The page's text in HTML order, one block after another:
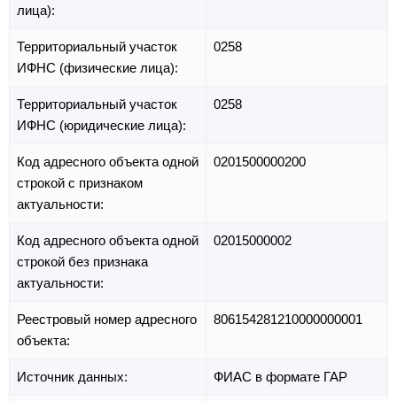
лица):
Территориальный участок
ИФНС (физические лица):
0258
Территориальный участок
ИФНС (юридические лица):
0258
Код адресного объекта одной
строкой с признаком
актуальности:
0201500000200
Код адресного объекта одной
строкой без признака
актуальности:
02015000002
Реестровый номер адресного
объекта:
806154281210000000001
Источник данных: ФИАС в формате ГАР